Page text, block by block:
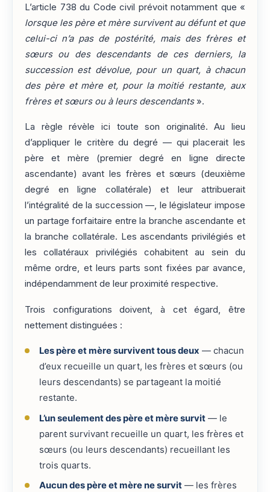
L’article 738 du Code civil prévoit notamment que «
lorsque les père et mère survivent au défunt et que
celui-ci n’a pas de postérité, mais des frères et
sœurs ou des descendants de ces derniers, la
succession est dévolue, pour un quart, à chacun
des père et mère et, pour la moitié restante, aux
frères et sœurs ou à leurs descendants».
La règle révèle ici toute son originalité. Au lieu
d’appliquer le critère du degré — qui placerait les
père et mère (premier degré en ligne directe
ascendante) avant les frères et sœurs (deuxième
degré en ligne collatérale) et leur attribuerait
l’intégralité de la succession —, le législateur impose
un partage forfaitaire entre la branche ascendante et
la branche collatérale. Les ascendants privilégiés et
les collatéraux privilégiés cohabitent au sein du
même ordre, et leurs parts sont fixées par avance,
indépendamment de leur proximité respective.
Trois configurations doivent, à cet égard, être
nettement distinguées :
Les père et mère survivent tous deux — chacun
d’eux recueille un quart, les frères et sœurs (ou
leurs descendants) se partageant la moitié
restante.
L’un seulement des père et mère survit— le
parent survivant recueille un quart, les frères et
sœurs (ou leurs descendants) recueillant les
trois quarts.
Aucun des père et mère ne survit— les frères